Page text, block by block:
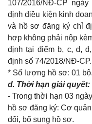
107/2016/NĐ-CP
định điều kiện kinh
và hồ sơ đăng ký chỉ
hợp không phải nộp
định tại điểm b, c, d,
định số 74/2018/NĐ-CP.
* Số lượng hồ sơ: 01 bộ.
d. Thời hạn giải quyết:
- Trong thời hạn 03
hồ sơ đăng ký: Cơ
đổi, bổ sung hồ sơ.